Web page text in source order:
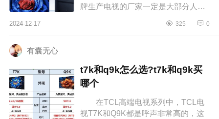
牌生产电视的厂家一定是大部分人心
TCLP11K属于什么档次？TCLP11K
2024-12-17 325 0
有囊无心
t7k和q9k怎么选?t7k和q9k买
哪个
在TCL高端电视系列中，TCL电
视T7K和Q9K都是呼声非常高的，这